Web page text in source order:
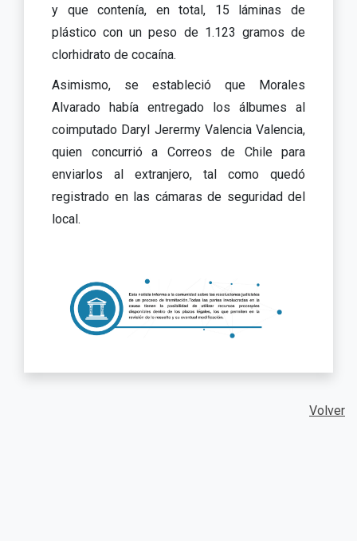
y que contenía, en total, 15 láminas de
plástico con un peso de 1.123 gramos de
clorhidrato de cocaína.
Asimismo, se estableció que Morales
Alvarado había entregado los álbumes al
coimputado Daryl Jerermy Valencia Valencia,
quien concurrió a Correos de Chile para
enviarlos al extranjero, tal como quedó
registrado en las cámaras de seguridad del
local.
Volver